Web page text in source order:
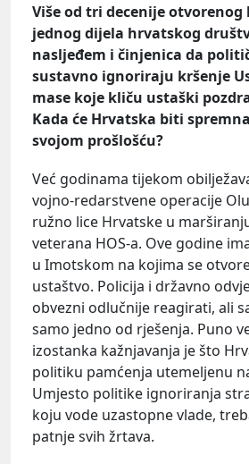
Više od tri decenije
jednog dijela hrvatskog
nasljeđem i činjenica da
sustavno ignoriraju kršenje
mase koje kliču ustaški
Kada će Hrvatska biti
svojom prošlošću?
Već godinama tijekom
vojno-redarstvene operacije
ružno lice Hrvatske u
veterana HOS-a. Ove godine
u Imotskom na kojima se
ustaštvo. Policija i državno
obvezni odlučnije reagirati, ali
samo jedno od rješenja. Puno
izostanka kažnjavanja je što
politiku pamćenja utemeljenu
Umjesto politike ignoriranja
koju vode uzastopne vlade,
patnje svih žrtava.